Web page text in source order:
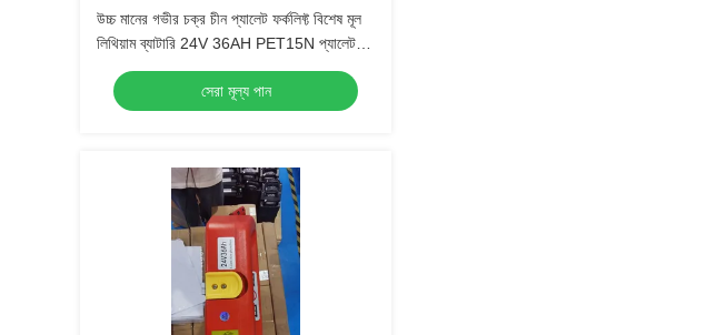
উচ্চ মানের গভীর চক্র চীন প্যালেট ফর্কলিফ্ট বিশেষ মূল
লিথিয়াম ব্যাটারি 24V 36AH PET15N প্যালেট
ফর্কলিফ্টের জন্য
সেরা মূল্য পান